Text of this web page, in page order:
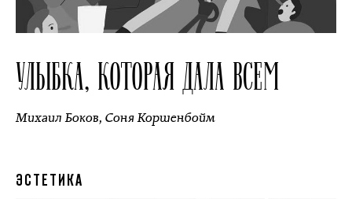
УЛЫБКА, КОТОРАЯ ДАЛА ВСЕМ
Михаил Боков, Соня Коршенбойм
ЭСТЕТИКА